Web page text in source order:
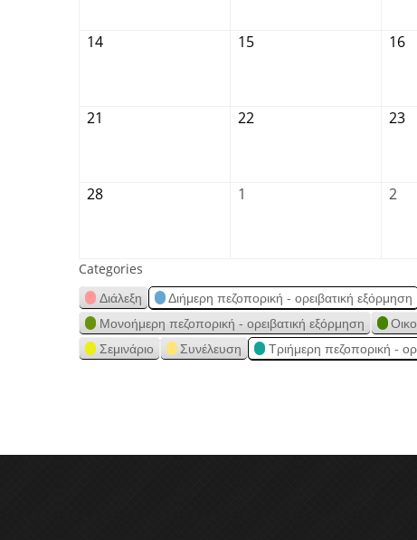
14 15 16
21 22 23
28 1 2
Categories
Διάλεξη Διήμερη πεζοπορική - ορειβατική εξόρμηση
Μονοήμερη πεζοπορική - ορειβατική εξόρμηση
Σεμινάριο
Συνέλευση Τριήμερη πεζοπορική -